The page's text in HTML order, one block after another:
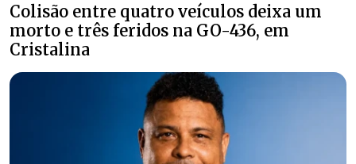
Colisão entre quatro veículos deixa um
morto e três feridos na GO-436, em
Cristalina